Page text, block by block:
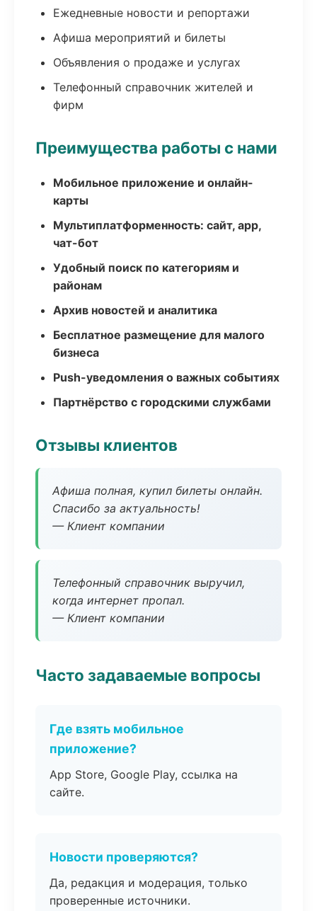
Ежедневные новости и репортажи
Афиша мероприятий и билеты
Объявления о продаже и услугах
Телефонный справочник жителей и
фирм
Преимущества работы с нами
Мобильное приложение и онлайн-
карты
Мультиплатформенность: сайт, app,
чат-бот
Удобный поиск по категориям и
районам
Архив новостей и аналитика
Бесплатное размещение для малого
бизнеса
Push-уведомления о важных событиях
Партнёрство с городскими службами
Отзывы клиентов
Афиша полная, купил билеты онлайн.
Спасибо за актуальность!
— Клиент компании
Телефонный справочник выручил,
когда интернет пропал.
— Клиент компании
Часто задаваемые вопросы
Где взять мобильное
приложение?
App Store, Google Play, ссылка на
сайте.
Новости проверяются?
Да, редакция и модерация, только
проверенные источники.